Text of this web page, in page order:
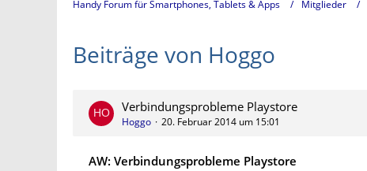
Handy Forum für Smartphones, Tablets & Apps Mitglieder
Beiträge von Hoggo
Verbindungsprobleme Playstore
Hoggo 20. Februar 2014 um 15:01
AW: Verbindungsprobleme Playstore